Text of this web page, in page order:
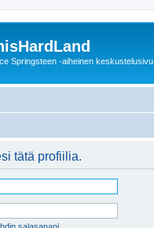
Springsteen -aiheinen keskustelusivu
tätä profiilia.
salasanani